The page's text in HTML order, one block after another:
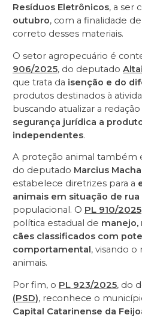
Resíduos Eletrônicos, a ser
outubro, com a finalidade
correto desses materiais.
O setor agropecuário é
906/2025, do deputado
que trata da isenção e do
produtos destinados à
buscando atualizar a
segurança jurídica a
independentes.
A proteção animal também
do deputado Marcius
estabelece diretrizes para a
animais em situação de rua
populacional. O PL 910/2025
política estadual de manejo,
cães classificados com
comportamental, visando o
animais.
Por fim, o PL 923/2025, do
(PSD), reconhece o
Capital Catarinense da